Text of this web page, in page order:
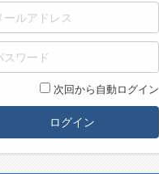
次回から自動ログイン
ログイン